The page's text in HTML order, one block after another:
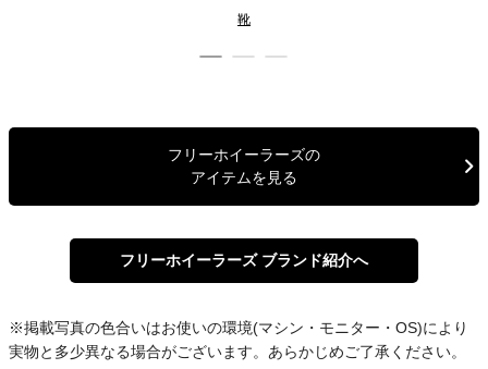
靴
フリーホイーラーズの
アイテムを見る
フリーホイーラーズ ブランド紹介へ
※掲載写真の色合いはお使いの環境(マシン・モニター・OS)により
実物と多少異なる場合がございます。あらかじめご了承ください。